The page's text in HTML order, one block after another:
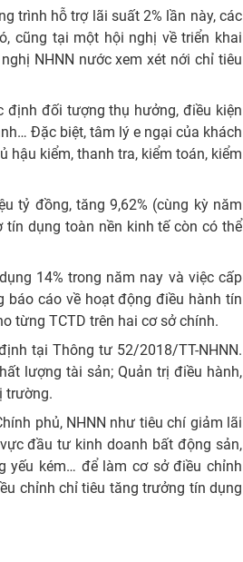
trình hỗ trợ lãi suất 2% lần này, các
cũng tại một hội nghị về triển khai
NHNN nước xem xét nới chỉ tiêu
định đối tượng thụ hưởng, điều kiện
Đặc biệt, tâm lý e ngại của khách
kiểm, thanh tra, kiểm toán, kiểm
tỷ đồng, tăng 9,62% (cùng kỳ năm
tín dụng toàn nền kinh tế còn có thể
14% trong năm nay và việc cấp
báo cáo về hoạt động điều hành tín
từng TCTD trên hai cơ sở chính.
tại Thông tư 52/2018/TT-NHNN.
lượng tài sản; Quản trị điều hành,
trường.
phủ, NHNN như tiêu chí giảm lãi
đầu tư kinh doanh bất động sản,
yếu kém… để làm cơ sở điều chỉnh
chỉnh chỉ tiêu tăng trưởng tín dụng